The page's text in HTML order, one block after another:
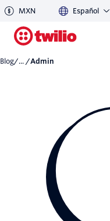
MXN Español
Blog/... / admin